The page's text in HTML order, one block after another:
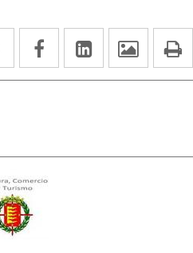
Twitter
Enlace
a
externa.
Facebook
Enlace
a
externa.
LinkedIn
Enlace
a
externa.